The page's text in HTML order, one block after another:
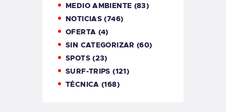
MEDIO AMBIENTE (83)
NOTICIAS (746)
OFERTA (4)
SIN CATEGORIZAR (60)
SPOTS(23)
SURF-TRIPS (121)
TÉCNICA (168)